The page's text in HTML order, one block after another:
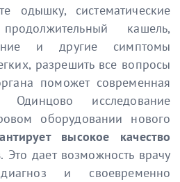
одышку, систематические
кашель,
и другие симптомы
разрешить все вопросы
поможет современная
Одинцово исследование
оборудовании нового
высокое качество
. Это дает возможность врачу
и своевременно